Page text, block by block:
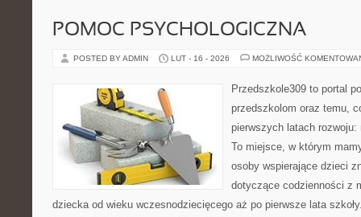
POMOC PSYCHOLOGICZNA
POSTED BY ADMIN LUT - 16 - 2026 MOŻLIWOŚĆ
Przedszkole309 to portal
przedszkolom oraz temu,
pierwszych latach
To miejsce, w którym
osoby wspierające dzieci
dotyczące codzienności z
dziecka od wieku wczesnodziecięcego aż po pierwsze lata